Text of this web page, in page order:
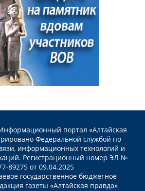
портал «Алтайская
Федеральной службой по
информационных технологий и
Регистрационный номер ЭЛ №
89275 от 09.04.2025
государственное бюджетное
газеты «Алтайская правда»